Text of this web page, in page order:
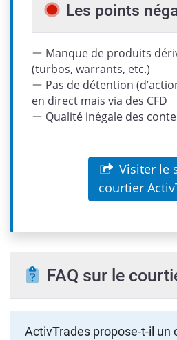
Les points
Manque de produits
(turbos, warrants, etc.)
Pas de détention
en direct mais via des CFD
Qualité inégale des
Visiter le
courtier
FAQ sur le
ActivTrades propose-t-il un